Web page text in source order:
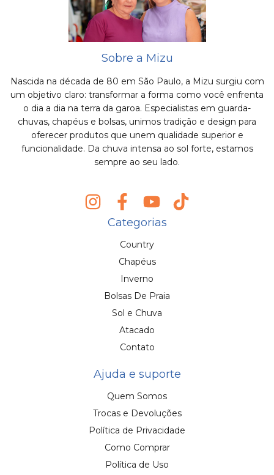
Sobre a Mizu
Nascida na década de 80 em São Paulo, a Mizu surgiu com
um objetivo claro: transformar a forma como você enfrenta
o dia a dia na terra da garoa. Especialistas em guarda-
chuvas, chapéus e bolsas, unimos tradição e design para
oferecer produtos que unem qualidade superior e
funcionalidade. Da chuva intensa ao sol forte, estamos
sempre ao seu lado.
Categorias
Country
Chapéus
Inverno
Bolsas De Praia
Sol e Chuva
Atacado
Contato
Ajuda e suporte
Quem Somos
Trocas e Devoluções
Política de Privacidade
Como Comprar
Política de Uso